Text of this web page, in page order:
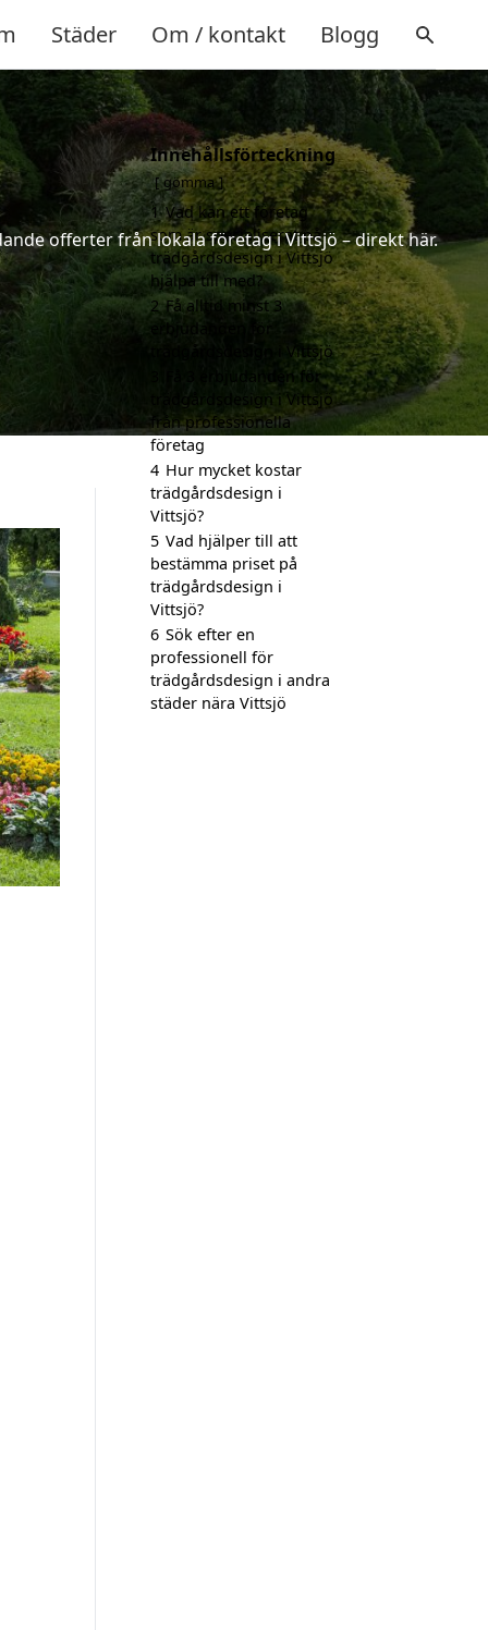
Städer Om / kontakt Blogg
offerter från lokala företag i Vittsjö – direkt här.
Innehållsförteckning
gömma
1 Vad kan ett företag
som är specialiserat på
trädgårdsdesign i Vittsjö
hjälpa till med?
2 Få alltid minst 3
erbjudanden för
trädgårdsdesign i Vittsjö
Få 3 erbjudanden för
trädgårdsdesign i Vittsjö
från professionella
företag
4 Hur mycket kostar
trädgårdsdesign i
Vittsjö?
5 Vad hjälper till att
bestämma priset på
trädgårdsdesign i
Vittsjö?
6 Sök efter en
professionell för
trädgårdsdesign i andra
städer nära Vittsjö